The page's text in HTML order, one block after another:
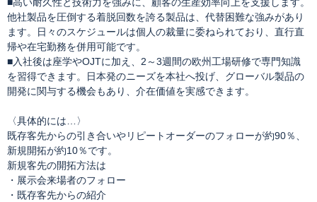
■高い耐久性と技術力を強みに、顧客の生産効率向上を支援します。
他社製品を圧倒する着脱回数を誇る製品は、代替困難な強みがあり
ます。日々のスケジュールは個人の裁量に委ねられており、直行直
帰や在宅勤務を併用可能です。
■入社後は座学やOJTに加え、2～3週間の欧州工場研修で専門知識
を習得できます。日本発のニーズを本社へ投げ、グローバル製品の
開発に関与する機会もあり、介在価値を実感できます。
〈具体的には…〉
既存客先からの引き合いやリピートオーダーのフォローが約90％、
新規開拓が約10％です。
新規客先の開拓方法は
・展示会来場者のフォロー
・既存客先からの紹介